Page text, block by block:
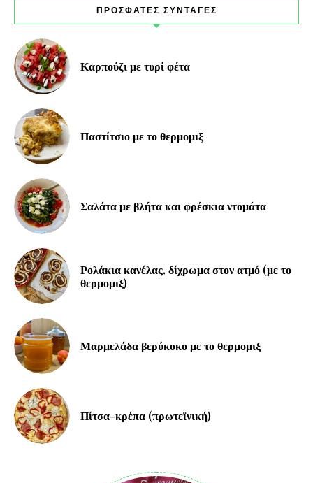
ΠΡΟΣΦΑΤΕΣ ΣΥΝΤΑΓΕΣ
Καρπούζι με τυρί φέτα
Παστίτσιο με το θερμομιξ
Σαλάτα με βλήτα και φρέσκια ντομάτα
Ρολάκια κανέλας, δίχρωμα στον ατμό (με το
θερμομιξ)
Μαρμελάδα βερύκοκο με το θερμομιξ
Πίτσα-κρέπα (πρωτεϊνική)